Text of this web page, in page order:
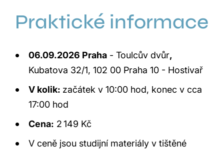
Praktické informace
06.09.2026 Praha - Toulcův dvůr,
Kubatova 32/1, 102 00 Praha 10 - Hostivař
V kolik: začátek v 10:00 hod, konec v cca
17:00 hod
Cena: 2 149 Kč
V ceně jsou studijní materiály v tištěné